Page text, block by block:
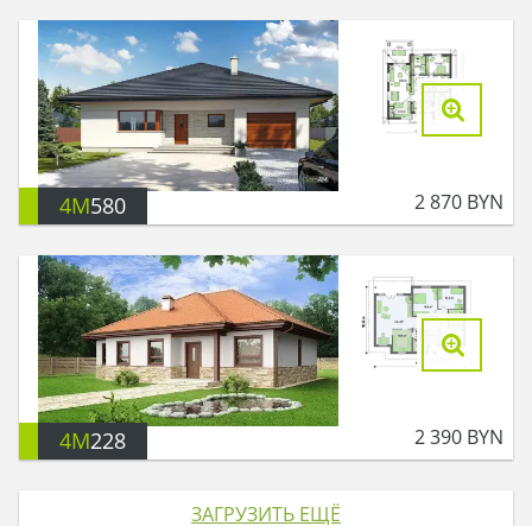
4M580 2 870 BYN
4M228 2 390 BYN
ЗАГРУЗИТЬ ЕЩЁ